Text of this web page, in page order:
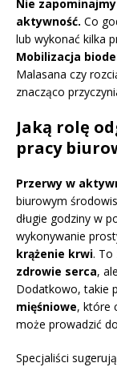
Nie
aktywność. Co
lub wykonać kilka
Mobilizacja
Malasana czy
znacząco
Jaką rolę
pracy
Przerwy w
biurowym
długie godziny w
wykonywanie
krążenie krwi. To
zdrowie serca,
Dodatkowo, takie
mięśniowe, które
może prowadzić
Specjaliści